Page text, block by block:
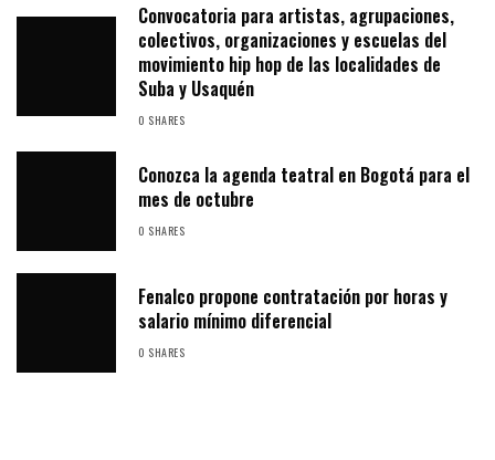
Convocatoria para artistas, agrupaciones,
colectivos, organizaciones y escuelas del
movimiento hip hop de las localidades de
Suba y Usaquén
0 SHARES
Conozca la agenda teatral en Bogotá para el
mes de octubre
0 SHARES
Fenalco propone contratación por horas y
salario mínimo diferencial
0 SHARES